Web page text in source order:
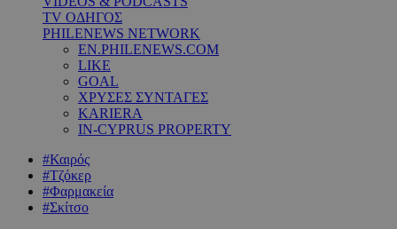
TV ΟΔΗΓΟΣ
PHILENEWS NETWORK
EN.PHILENEWS.COM
LIKE
GOAL
ΧΡΥΣΕΣ ΣΥΝΤΑΓΕΣ
KARIERA
IN-CYPRUS PROPERTY
#Καιρός
#Τζόκερ
#Φαρμακεία
#Σκίτσο